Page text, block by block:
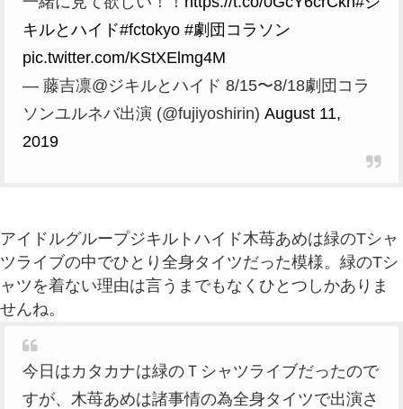
キルとハイド#fctokyo #劇団コラソン
pic.twitter.com/KStXElmg4M
— 藤吉凛@ジキルとハイド 8/15〜8/18劇団コラ
ソンユルネバ出演 (@fujiyoshirin) August 11,
2019
アイドルグループジキルトハイド木苺あめは緑のTシャ
ツライブの中でひとり全身タイツだった模様。緑のTシ
ャツを着ない理由は言うまでもなくひとつしかありま
せんね。
今日はカタカナは緑のＴシャツライブだったので
すが、木苺あめは諸事情の為全身タイツで出演さ